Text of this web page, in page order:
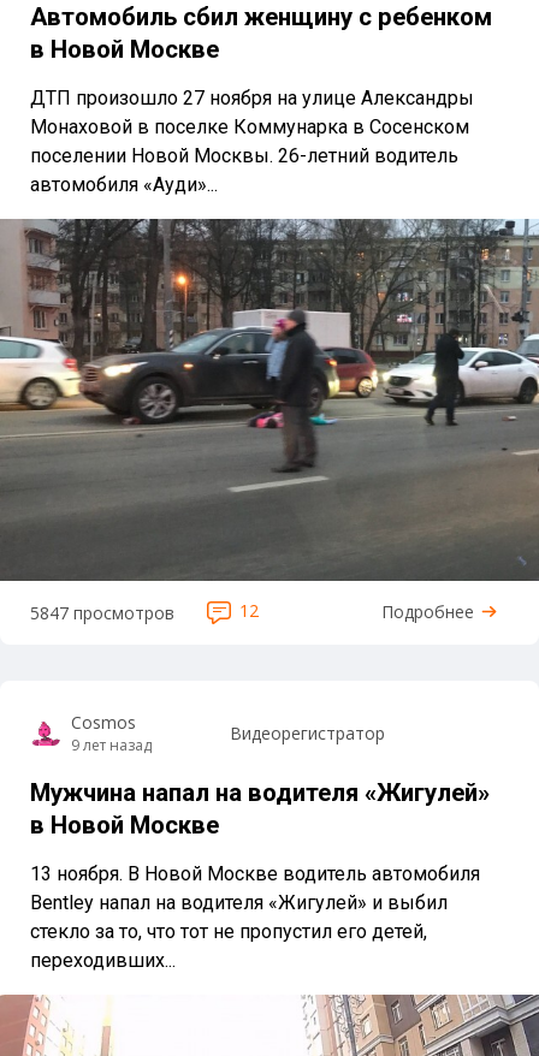
Автомобиль сбил женщину с ребенком
в Новой Москве
ДТП произошло 27 ноября на улице Александры
Монаховой в поселке Коммунарка в Сосенском
поселении Новой Москвы. 26-летний водитель
автомобиля «Ауди»...
5847 просмотров 12 Подробнее
Cosmos
9 лет назад Видеорегистратор
Мужчина напал на водителя «Жигулей»
в Новой Москве
13 ноября. В Новой Москве водитель автомобиля
Bentley напал на водителя «Жигулей» и выбил
стекло за то, что тот не пропустил его детей,
переходивших...